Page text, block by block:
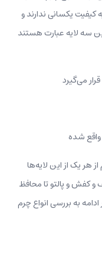
کیفیت یکسانی ندارند و
سه لایه عبارت هستند
می‌گیرد
شده
هر یک از این لایه‌ها
کفش و پالتو تا محافظ
به بررسی انواع چرم